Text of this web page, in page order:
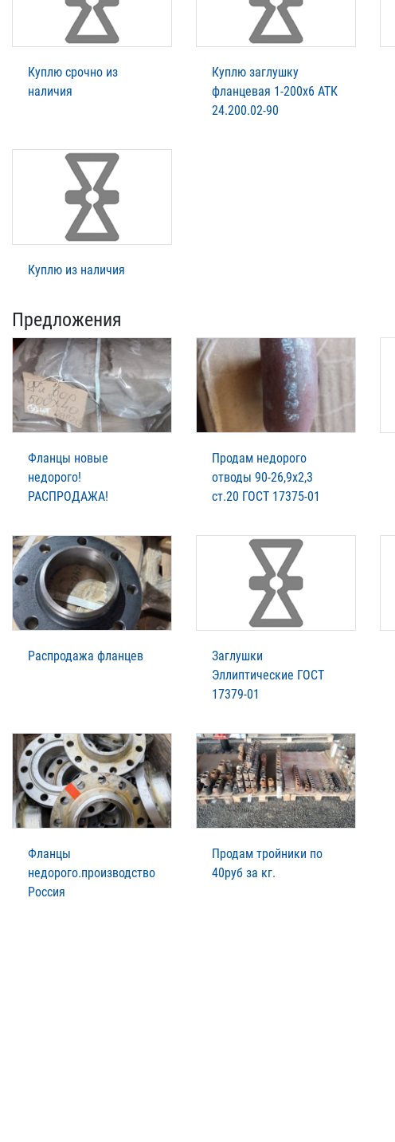
Куплю срочно из
наличия
Куплю заглушку
фланцевая 1-200х6 АТК
24.200.02-90
Куплю из наличия
Предложения
Фланцы новые
недорого!
РАСПРОДАЖА!
Продам недорого
отводы 90-26,9х2,3
ст.20 ГОСТ 17375-01
Распродажа фланцев
Заглушки
Эллиптические ГОСТ
17379-01
Фланцы
недорого.производство
Россия
Продам тройники по
40руб за кг.